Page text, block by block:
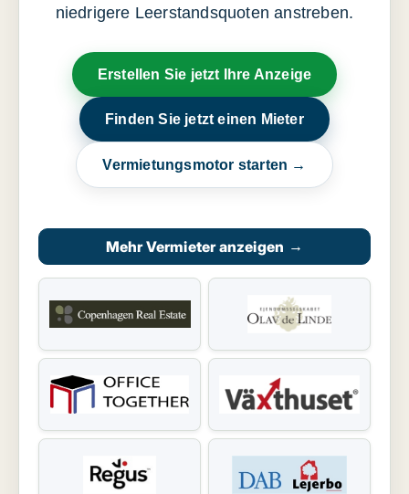
niedrigere Leerstandsquoten anstreben.
Erstellen Sie jetzt Ihre Anzeige
Finden Sie jetzt einen Mieter
Vermietungsmotor starten →
Mehr Vermieter anzeigen →